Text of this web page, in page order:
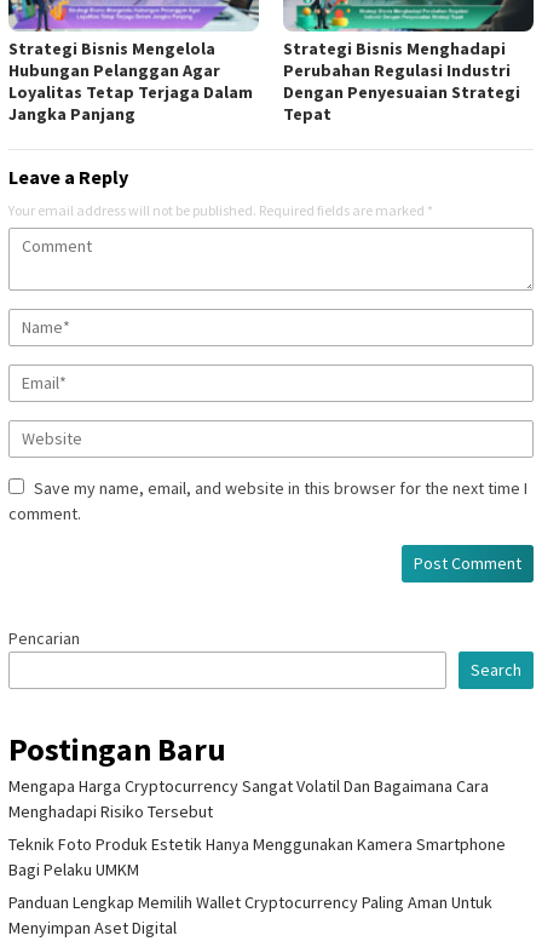
Strategi Bisnis Mengelola
Hubungan Pelanggan Agar
Loyalitas Tetap Terjaga Dalam
Jangka Panjang
Strategi Bisnis Menghadapi
Perubahan Regulasi Industri
Dengan Penyesuaian Strategi
Tepat
Leave a Reply
Your email address will not be published. Required fields are marked *
Save my name, email, and website in this browser for the next time I
comment.
Pencarian
Search
Postingan Baru
Mengapa Harga Cryptocurrency Sangat Volatil Dan Bagaimana Cara
Menghadapi Risiko Tersebut
Teknik Foto Produk Estetik Hanya Menggunakan Kamera Smartphone
Bagi Pelaku UMKM
Panduan Lengkap Memilih Wallet Cryptocurrency Paling Aman Untuk
Menyimpan Aset Digital